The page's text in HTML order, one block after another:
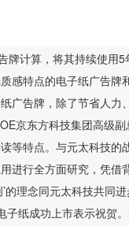
牌计算，将其持续使用
感特点的电子纸广告
广告牌，除了节省人
京东方科技集团高级
等特点。与元太科技
进行全方面研究，凭
的理念同元太科技共同
子纸成功上市表示祝贺